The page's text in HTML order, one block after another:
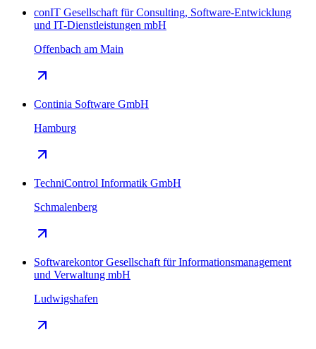
conIT Gesellschaft für Consulting, Software-Entwicklung
und IT-Dienstleistungen mbH
Offenbach am Main
Continia Software GmbH
Hamburg
TechniControl Informatik GmbH
Schmalenberg
Softwarekontor Gesellschaft für Informationsmanagement
und Verwaltung mbH
Ludwigshafen